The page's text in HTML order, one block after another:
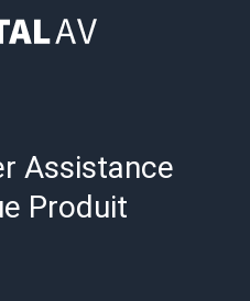
Assistance
Produit